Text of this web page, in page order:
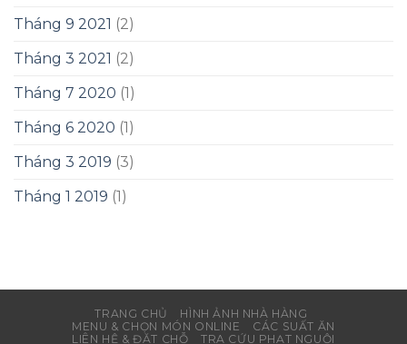
Tháng 9 2021 (2)
Tháng 3 2021 (2)
Tháng 7 2020 (1)
Tháng 6 2020 (1)
Tháng 3 2019 (3)
Tháng 1 2019 (1)
TRANG CHỦ
HÌNH ẢNH NHÀ HÀNG
MENU & CHỌN MÓN ONLINE
CÁC SUẤT ĂN
LIÊN HỆ & ĐẶT CHỖ
TRA CỨU PHẠT NGUỘI